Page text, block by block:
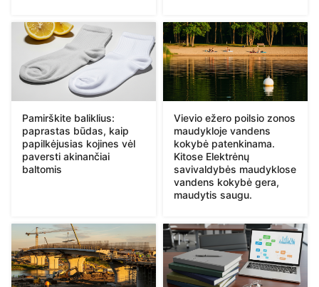
Pamirškite baliklius:
paprastas būdas, kaip
papilkėjusias kojines vėl
paversti akinančiai
baltomis
Vievio ežero poilsio zonos
maudykloje vandens
kokybė patenkinama.
Kitose Elektrėnų
savivaldybės maudyklose
vandens kokybė gera,
maudytis saugu.